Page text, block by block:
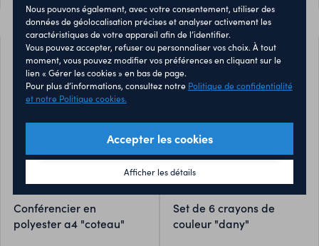
conférencier en
polyester a4 "coteau"
set de 6 crayons de
couleur "dany"
Nous pouvons également, avec votre consentement, utiliser des
données de géolocalisation précises et analyser activement les
caractéristiques de votre appareil afin de l’identifier.
Vous pouvez accepter, refuser ou personnaliser vos choix. À tout
moment, vous pouvez modifier vos préférences en cliquant sur le
lien « Gérer les cookies » en bas de page.
Pour plus d’informations, consultez notre Politique de confidentialité
et notre Politique cookies.
Accepter les cookies
Afficher les détails